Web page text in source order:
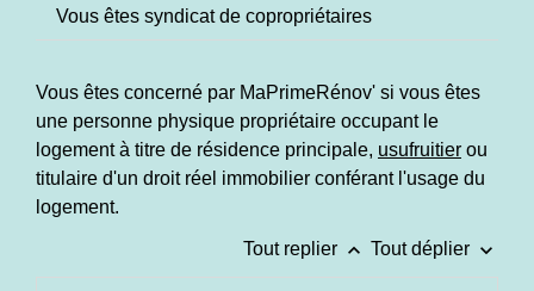
Vous êtes syndicat de copropriétaires
Vous êtes concerné par MaPrimeRénov' si vous êtes
une personne physique propriétaire occupant le
logement à titre de résidence principale, usufruitier ou
titulaire d'un droit réel immobilier conférant l'usage du
logement.
Tout replier keyboard_arrow_up Tout déplier keyboard_arrow_down